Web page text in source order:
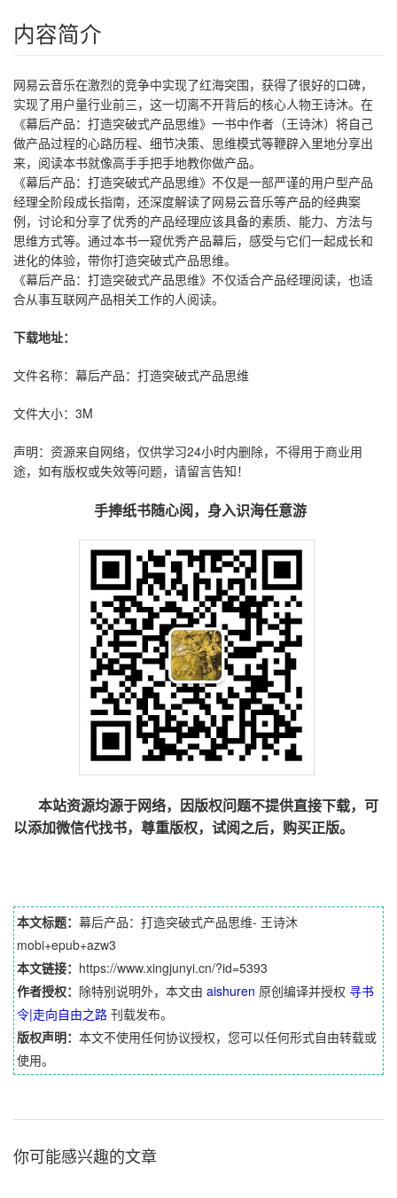
内容简介
网易云音乐在激烈的竞争中实现了红海突围，获得了很好的口碑，
实现了用户量行业前三，这一切离不开背后的核心人物王诗沐。在
《幕后产品：打造突破式产品思维》一书中作者（王诗沐）将自己
做产品过程的心路历程、细节决策、思维模式等鞭辟入里地分享出
来，阅读本书就像高手手把手地教你做产品。
《幕后产品：打造突破式产品思维》不仅是一部严谨的用户型产品
经理全阶段成长指南，还深度解读了网易云音乐等产品的经典案
例，讨论和分享了优秀的产品经理应该具备的素质、能力、方法与
思维方式等。通过本书一窥优秀产品幕后，感受与它们一起成长和
进化的体验，带你打造突破式产品思维。
《幕后产品：打造突破式产品思维》不仅适合产品经理阅读，也适
合从事互联网产品相关工作的人阅读。
下载地址：
文件名称：幕后产品：打造突破式产品思维
文件大小：3M
声明：资源来自网络，仅供学习24小时内删除，不得用于商业用
途，如有版权或失效等问题，请留言告知！
手捧纸书随心阅，身入识海任意游
本站资源均源于网络，因版权问题不提供直接下载，可
以添加微信代找书，尊重版权，试阅之后，购买正版。
本文标题： 幕后产品：打造突破式产品思维- 王诗沐
mobi+epub+azw3
本文链接： https://www.xingjunyi.cn/?id=5393
作者授权： 除特别说明外，本文由 aishuren 原创编译并授权 寻书
令|走向自由之路 刊载发布。
版权声明： 本文不使用任何协议授权，您可以任何形式自由转载或
使用。
你可能感兴趣的文章